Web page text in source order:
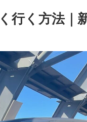
行く方法｜